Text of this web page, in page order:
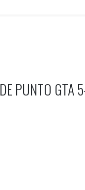
PUNTO GTA